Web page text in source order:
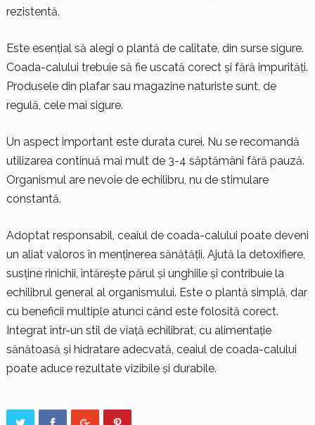
rezistentă.
Este esențial să alegi o plantă de calitate, din surse sigure.
Coada-calului trebuie să fie uscată corect și fără impurități.
Produsele din plafar sau magazine naturiste sunt, de
regulă, cele mai sigure.
Un aspect important este durata curei. Nu se recomandă
utilizarea continuă mai mult de 3-4 săptămâni fără pauză.
Organismul are nevoie de echilibru, nu de stimulare
constantă.
Adoptat responsabil, ceaiul de coada-calului poate deveni
un aliat valoros în menținerea sănătății. Ajută la detoxifiere,
susține rinichii, întărește părul și unghiile și contribuie la
echilibrul general al organismului. Este o plantă simplă, dar
cu beneficii multiple atunci când este folosită corect.
Integrat într-un stil de viață echilibrat, cu alimentație
sănătoasă și hidratare adecvată, ceaiul de coada-calului
poate aduce rezultate vizibile și durabile.